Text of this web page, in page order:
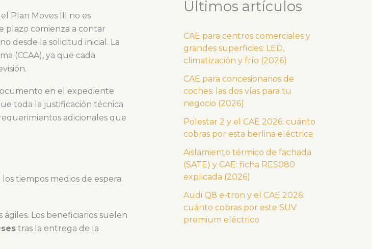
Plan Moves III no es
plazo comienza a contar
desde la solicitud inicial. La
(CCAA), ya que cada
en el expediente
toda la justificación técnica
adicionales que
tiempos medios de espera
Los beneficiarios suelen
tras la entrega de la
Últimos artículos
CAE para centros comerciales y
grandes superficies: LED,
climatización y frío (2026)
CAE para concesionarios de
coches: las dos vías para tu
negocio (2026)
Polestar 2 y el CAE 2026: cuánto
cobras por esta berlina eléctrica
Aislamiento térmico de fachada
(SATE) y CAE: ficha RES080
explicada (2026)
Audi Q8 e-tron y el CAE 2026:
cuánto cobras por este SUV
premium eléctrico